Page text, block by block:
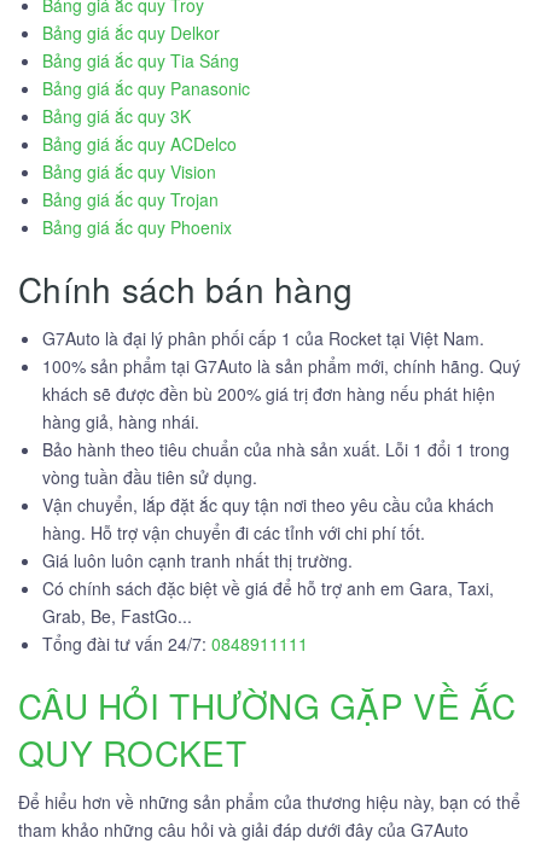
Bảng giá ắc quy Troy
Bảng giá ắc quy Delkor
Bảng giá ắc quy Tia Sáng
Bảng giá ắc quy Panasonic
Bảng giá ắc quy 3K
Bảng giá ắc quy ACDelco
Bảng giá ắc quy Vision
Bảng giá ắc quy Trojan
Bảng giá ắc quy Phoenix
Chính sách bán hàng
G7Auto là đại lý phân phối cấp 1 của Rocket tại Việt Nam.
100% sản phẩm tại G7Auto là sản phẩm mới, chính hãng. Quý
khách sẽ được đền bù 200% giá trị đơn hàng nếu phát hiện
hàng giả, hàng nhái.
Bảo hành theo tiêu chuẩn của nhà sản xuất. Lỗi 1 đổi 1 trong
vòng tuần đầu tiên sử dụng.
Vận chuyển, lắp đặt ắc quy tận nơi theo yêu cầu của khách
hàng. Hỗ trợ vận chuyển đi các tỉnh với chi phí tốt.
Giá luôn luôn cạnh tranh nhất thị trường.
Có chính sách đặc biệt về giá để hỗ trợ anh em Gara, Taxi,
Grab, Be, FastGo...
Tổng đài tư vấn 24/7: 0848911111
CÂU HỎI THƯỜNG GẶP VỀ ẮC
QUY ROCKET
Để hiểu hơn về những sản phẩm của thương hiệu này, bạn có thể
tham khảo những câu hỏi và giải đáp dưới đây của G7Auto